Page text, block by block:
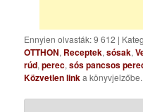
Ennyien olvasták: 9 612 |
OTTHON, Receptek,sósak,
rúd,perec,sós pancsos
Közvetlen linka könyvjelzőbe.